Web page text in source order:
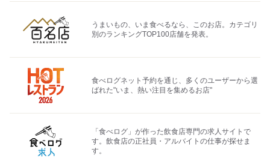
うまいもの、いま食べるなら、このお店。カテゴリ
別のランキングTOP100店舗を発表。
食べログネット予約を通じ、多くのユーザーから選
ばれた"いま、熱い注目を集めるお店"
「食べログ」が作った飲食店専門の求人サイトで
す。飲食店の正社員・アルバイトの仕事が探せま
す。